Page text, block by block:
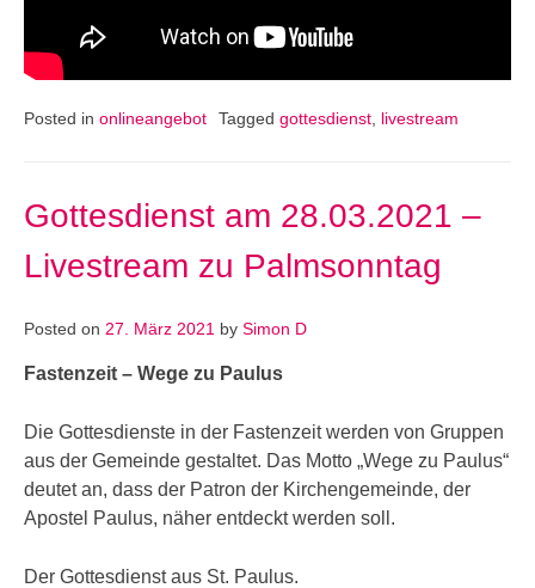
Posted in onlineangebot Tagged gottesdienst, livestream
Gottesdienst am 28.03.2021 –
Livestream zu Palmsonntag
Posted on 27. März 2021 by Simon D
Fastenzeit – Wege zu Paulus
Die Gottesdienste in der Fastenzeit werden von Gruppen
aus der Gemeinde gestaltet. Das Motto „Wege zu Paulus“
deutet an, dass der Patron der Kirchengemeinde, der
Apostel Paulus, näher entdeckt werden soll.
Der Gottesdienst aus St. Paulus.